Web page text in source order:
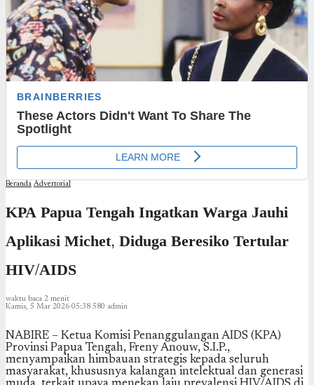
Beranda Advertorial
KPA Papua Tengah Ingatkan Warga Jauhi
Aplikasi Michet, Diduga Beresiko Tertular
HIV/AIDS
waktu baca 2 menit
Kamis, 5 Mar 2026 05:38 580 admin
NABIRE – Ketua Komisi Penanggulangan AIDS (KPA)
Provinsi Papua Tengah, Freny Anouw, S.I.P.,
menyampaikan himbauan strategis kepada seluruh
masyarakat, khususnya kalangan intelektual dan generasi